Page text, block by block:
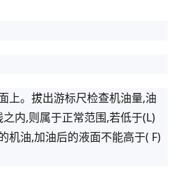
上。拔出游标尺检查机油量,油
内,则属于正常范围,若低于(L)
机油,加油后的液面不能高于( F)